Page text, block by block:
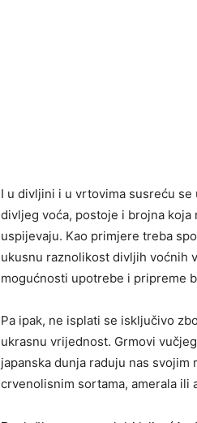
I u divljini i u vrtovima susreću se
divljeg voća, postoje i brojna
uspijevaju. Kao primjere treba
ukusnu raznolikost divljih voćnih
mogućnosti upotrebe i pripreme
Pa ipak, ne isplati se isključivo
ukrasnu vrijednost. Grmovi
japanska dunja raduju nas
crvenolisnim sortama, amerala ili